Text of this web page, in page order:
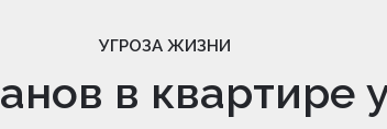
УГРОЗА ЖИЗНИ
в квартире